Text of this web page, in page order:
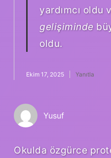
yardımcı oldu
gelişiminde
oldu.
Ekim 17, 2025 Yanıtla
Yusuf
Okulda özgürce